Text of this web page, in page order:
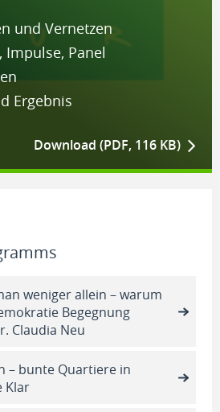
und Vernetzen
Impulse, Panel
Ergebnis
Download (PDF, 116 KB)
weniger allein – warum
Begegnung
Claudia Neu
– bunte Quartiere in
Klar